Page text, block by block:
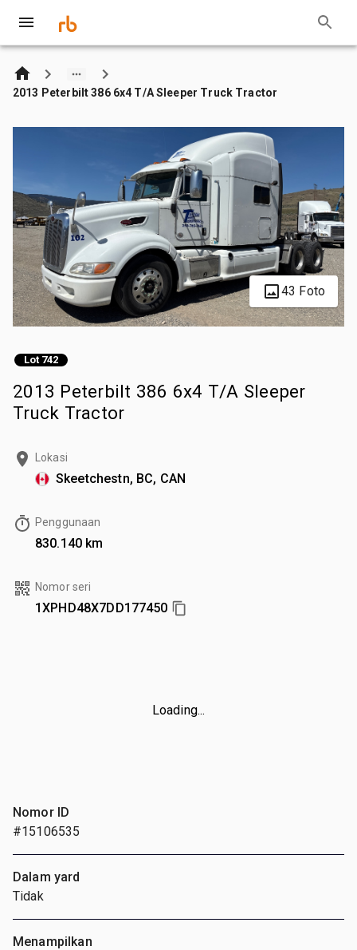
2013 Peterbilt 386 6x4 T/A Sleeper Truck Tractor
43 Foto
Lot 742
2013 Peterbilt 386 6x4 T/A Sleeper
Truck Tractor
Lokasi
Skeetchestn, BC, CAN
Penggunaan
830.140 km
Nomor seri
1XPHD48X7DD177450
Loading...
Nomor ID
#15106535
Dalam yard
Tidak
Menampilkan